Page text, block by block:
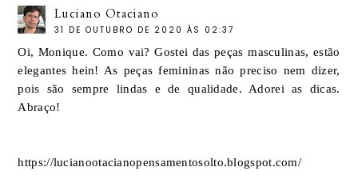
Luciano Otaciano
31 DE OUTUBRO DE 2020 ÀS 02:37
Oi, Monique. Como vai? Gostei das peças masculinas, estão
elegantes hein! As peças femininas não preciso nem dizer,
pois são sempre lindas e de qualidade. Adorei as dicas.
Abraço!
https://lucianootacianopensamentosolto.blogspot.com/